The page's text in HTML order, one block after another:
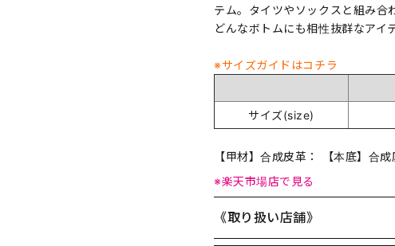
テム。タイツやソックスと組み合
どんなボトムにも相性抜群なアイ
※サイズガイドはコチラ
サイズ(size)
【甲材】合成皮革： 【本底】合成
※楽天市場店で見る
《取り扱い店舗》